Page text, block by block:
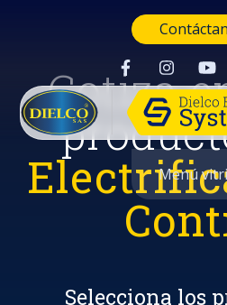
Menú
Cotiza
Selecciona los